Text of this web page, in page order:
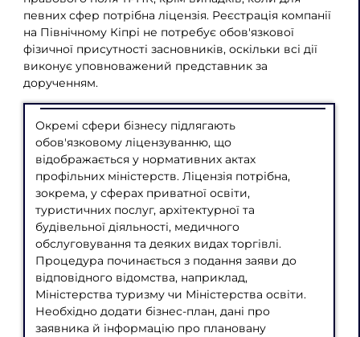
певних сфер потрібна ліцензія. Реєстрація компанії
на Північному Кіпрі не потребує обов'язкової
фізичної присутності засновників, оскільки всі дії
виконує уповноважений представник за
дорученням.
Окремі сфери бізнесу підлягають
обов'язковому ліцензуванню, що
відображається у нормативних актах
профільних міністерств. Ліцензія потрібна,
зокрема, у сферах приватної освіти,
туристичних послуг, архітектурної та
будівельної діяльності, медичного
обслуговування та деяких видах торгівлі.
Процедура починається з подання заяви до
відповідного відомства, наприклад,
Міністерства туризму чи Міністерства освіти.
Необхідно додати бізнес-план, дані про
заявника й інформацію про плановану